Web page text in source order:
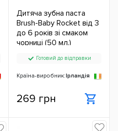
Дитяча зубна паста
Brush-Baby Rocket від 3
до 6 років зі смаком
чорниці (50 мл.)
Готовий до відправки
Країна-виробник:Ірландія
269 грн